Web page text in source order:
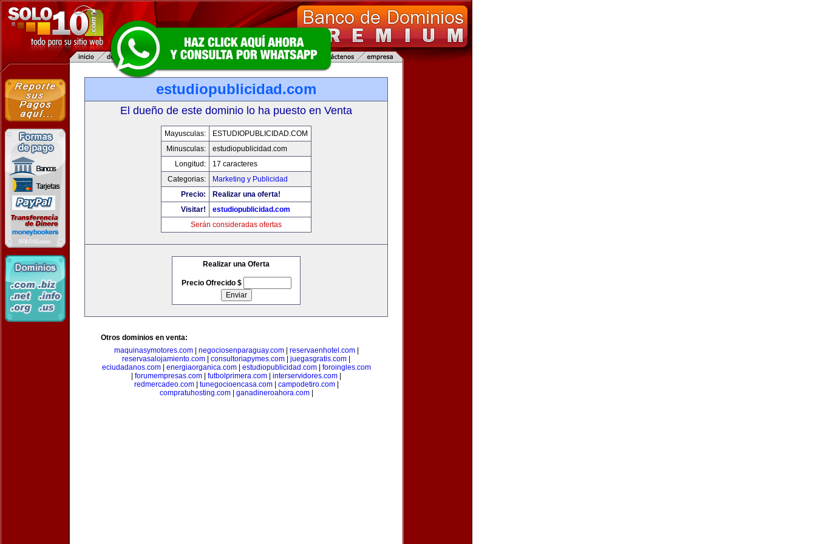
estudiopublicidad.com
El dueño de este dominio lo ha puesto en Venta
Mayusculas:
ESTUDIOPUBLICIDAD.COM
Minusculas:
estudiopublicidad.com
Longitud:
17 caracteres
Categorias:
Marketing y Publicidad
Precio:
Realizar una oferta!
Visitar!
estudiopublicidad.com
Serán consideradas ofertas
Realizar una Oferta
Precio Ofrecido $
Otros dominios en venta:
maquinasymotores.com| negociosenparaguay.com| reservaenhotel.com|
reservasalojamiento.com
consultoriapymes.com juegasgratis.com
eciudadanos.com| energiaorganica.com| estudiopublicidad.com| foroingles.com
forumempresas.com futbolprimera.com interservidores.com
redmercadeo.com| tunegocioencasa.com| campodetiro.com|
compratuhosting.com| ganadineroahora.com|